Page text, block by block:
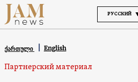
РУССКИЙ
ქართული English
Партнерский материал